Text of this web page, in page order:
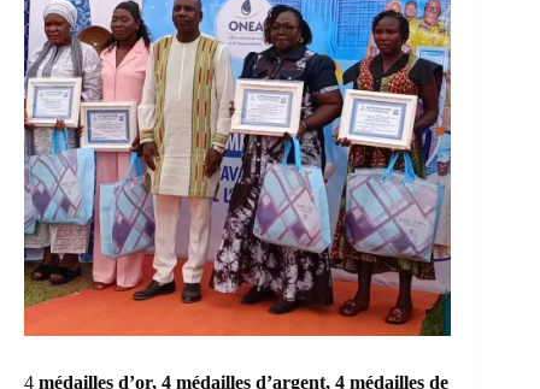
4 médailles d’or, 4 médailles d’argent, 4 médailles de